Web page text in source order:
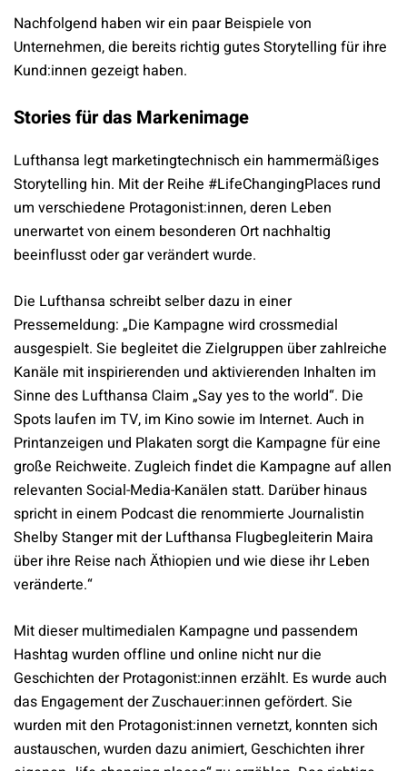
Nachfolgend haben wir ein paar Beispiele von
Unternehmen, die bereits richtig gutes Storytelling für ihre
Kund:innen gezeigt haben.
Stories für das Markenimage
Lufthansa legt marketingtechnisch ein hammermäßiges
Storytelling hin. Mit der Reihe #LifeChangingPlaces rund
um verschiedene Protagonist:innen, deren Leben
unerwartet von einem besonderen Ort nachhaltig
beeinflusst oder gar verändert wurde.
Die Lufthansa schreibt selber dazu in einer
Pressemeldung: „Die Kampagne wird crossmedial
ausgespielt. Sie begleitet die Zielgruppen über zahlreiche
Kanäle mit inspirierenden und aktivierenden Inhalten im
Sinne des Lufthansa Claim „Say yes to the world“. Die
Spots laufen im TV, im Kino sowie im Internet. Auch in
Printanzeigen und Plakaten sorgt die Kampagne für eine
große Reichweite. Zugleich findet die Kampagne auf allen
relevanten Social-Media-Kanälen statt. Darüber hinaus
spricht in einem Podcast die renommierte Journalistin
Shelby Stanger mit der Lufthansa Flugbegleiterin Maira
über ihre Reise nach Äthiopien und wie diese ihr Leben
veränderte.“
Mit dieser multimedialen Kampagne und passendem
Hashtag wurden offline und online nicht nur die
Geschichten der Protagonist:innen erzählt. Es wurde auch
das Engagement der Zuschauer:innen gefördert. Sie
wurden mit den Protagonist:innen vernetzt, konnten sich
austauschen, wurden dazu animiert, Geschichten ihrer